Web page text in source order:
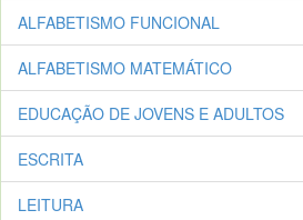
ALFABETISMO FUNCIONAL
ALFABETISMO MATEMÁTICO
EDUCAÇÃO DE JOVENS E ADULTOS
ESCRITA
LEITURA